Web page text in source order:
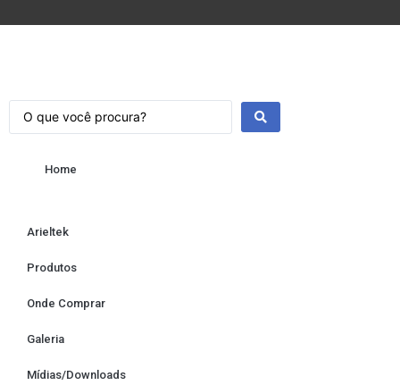
Home
Arieltek
Produtos
Onde Comprar
Galeria
Mídias/Downloads